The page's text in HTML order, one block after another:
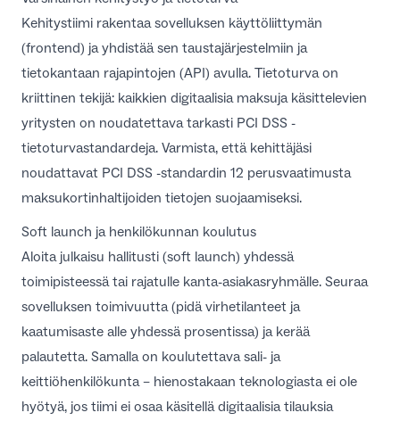
Kehitystiimi rakentaa sovelluksen käyttöliittymän
(frontend) ja yhdistää sen taustajärjestelmiin ja
tietokantaan rajapintojen (API) avulla. Tietoturva on
kriittinen tekijä: kaikkien digitaalisia maksuja käsittelevien
yritysten on noudatettava tarkasti PCI DSS -
tietoturvastandardeja. Varmista, että kehittäjäsi
noudattavat PCI DSS -standardin 12 perusvaatimusta
maksukortinhaltijoiden tietojen suojaamiseksi.
Soft launch ja henkilökunnan koulutus
Aloita julkaisu hallitusti (soft launch) yhdessä
toimipisteessä tai rajatulle kanta-asiakasryhmälle. Seuraa
sovelluksen toimivuutta (pidä virhetilanteet ja
kaatumisaste alle yhdessä prosentissa) ja kerää
palautetta. Samalla on koulutettava sali- ja
keittiöhenkilökunta – hienostakaan teknologiasta ei ole
hyötyä, jos tiimi ei osaa käsitellä digitaalisia tilauksia